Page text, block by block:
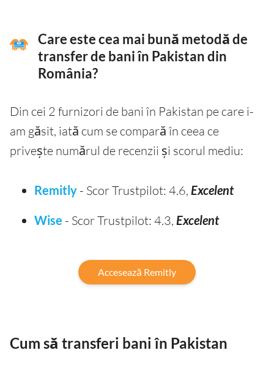
Care este cea mai bună metodă de
transfer de bani în Pakistan din
România?
Din cei 2 furnizori de bani în Pakistan pe care i-
am găsit, iată cum se compară în ceea ce
privește numărul de recenzii și scorul mediu:
Remitly - Scor Trustpilot: 4.6, Excelent
Wise - Scor Trustpilot: 4.3, Excelent
Accesează Remitly
Cum să transferi bani în Pakistan